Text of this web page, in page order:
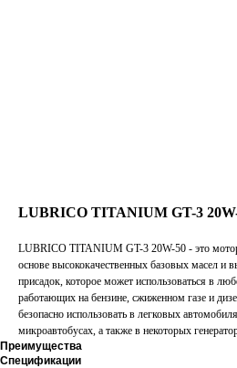
LUBRICO TITANIUM GT-3
LUBRICO TITANIUM GT-3 20W-50 - это
основе высококачественных базовых масел и
присадок, которое может использоваться в
работающих на бензине, сжиженном газе и
безопасно использовать в легковых
микроавтобусах, а также в некоторых
Преимущества
Спецификации